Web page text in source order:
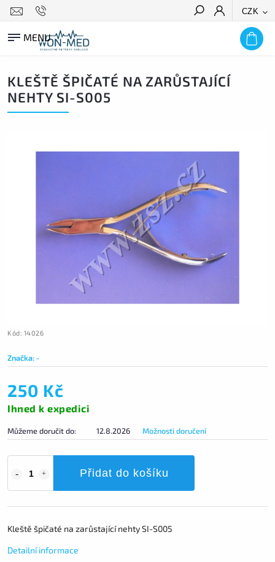
CZK
HLEDAT
KLEŠTĚ ŠPIČATÉ NA ZARŮSTAJÍCÍ
NEHTY SI-S005
Kód: 14026
Značka:-
250 Kč
Ihned k expedici
Můžeme doručit do: 12.8.2026 Možnosti doručení
Přidat do košíku
Kleště špičaté na zarůstající nehty SI-S005
Detailní informace